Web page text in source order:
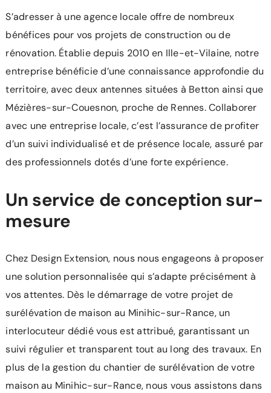
S’adresser à une agence locale offre de nombreux
bénéfices pour vos projets de construction ou de
rénovation. Établie depuis 2010 en Ille-et-Vilaine, notre
entreprise bénéficie d’une connaissance approfondie du
territoire, avec deux antennes situées à Betton ainsi que
Mézières-sur-Couesnon, proche de Rennes. Collaborer
avec une entreprise locale, c’est l’assurance de profiter
d’un suivi individualisé et de présence locale, assuré par
des professionnels dotés d’une forte expérience.
Un service de conception sur-
mesure
Chez Design Extension, nous nous engageons à proposer
une solution personnalisée qui s’adapte précisément à
vos attentes. Dès le démarrage de votre projet de
surélévation de maison au Minihic-sur-Rance, un
interlocuteur dédié vous est attribué, garantissant un
suivi régulier et transparent tout au long des travaux. En
plus de la gestion du chantier de surélévation de votre
maison au Minihic-sur-Rance, nous vous assistons dans